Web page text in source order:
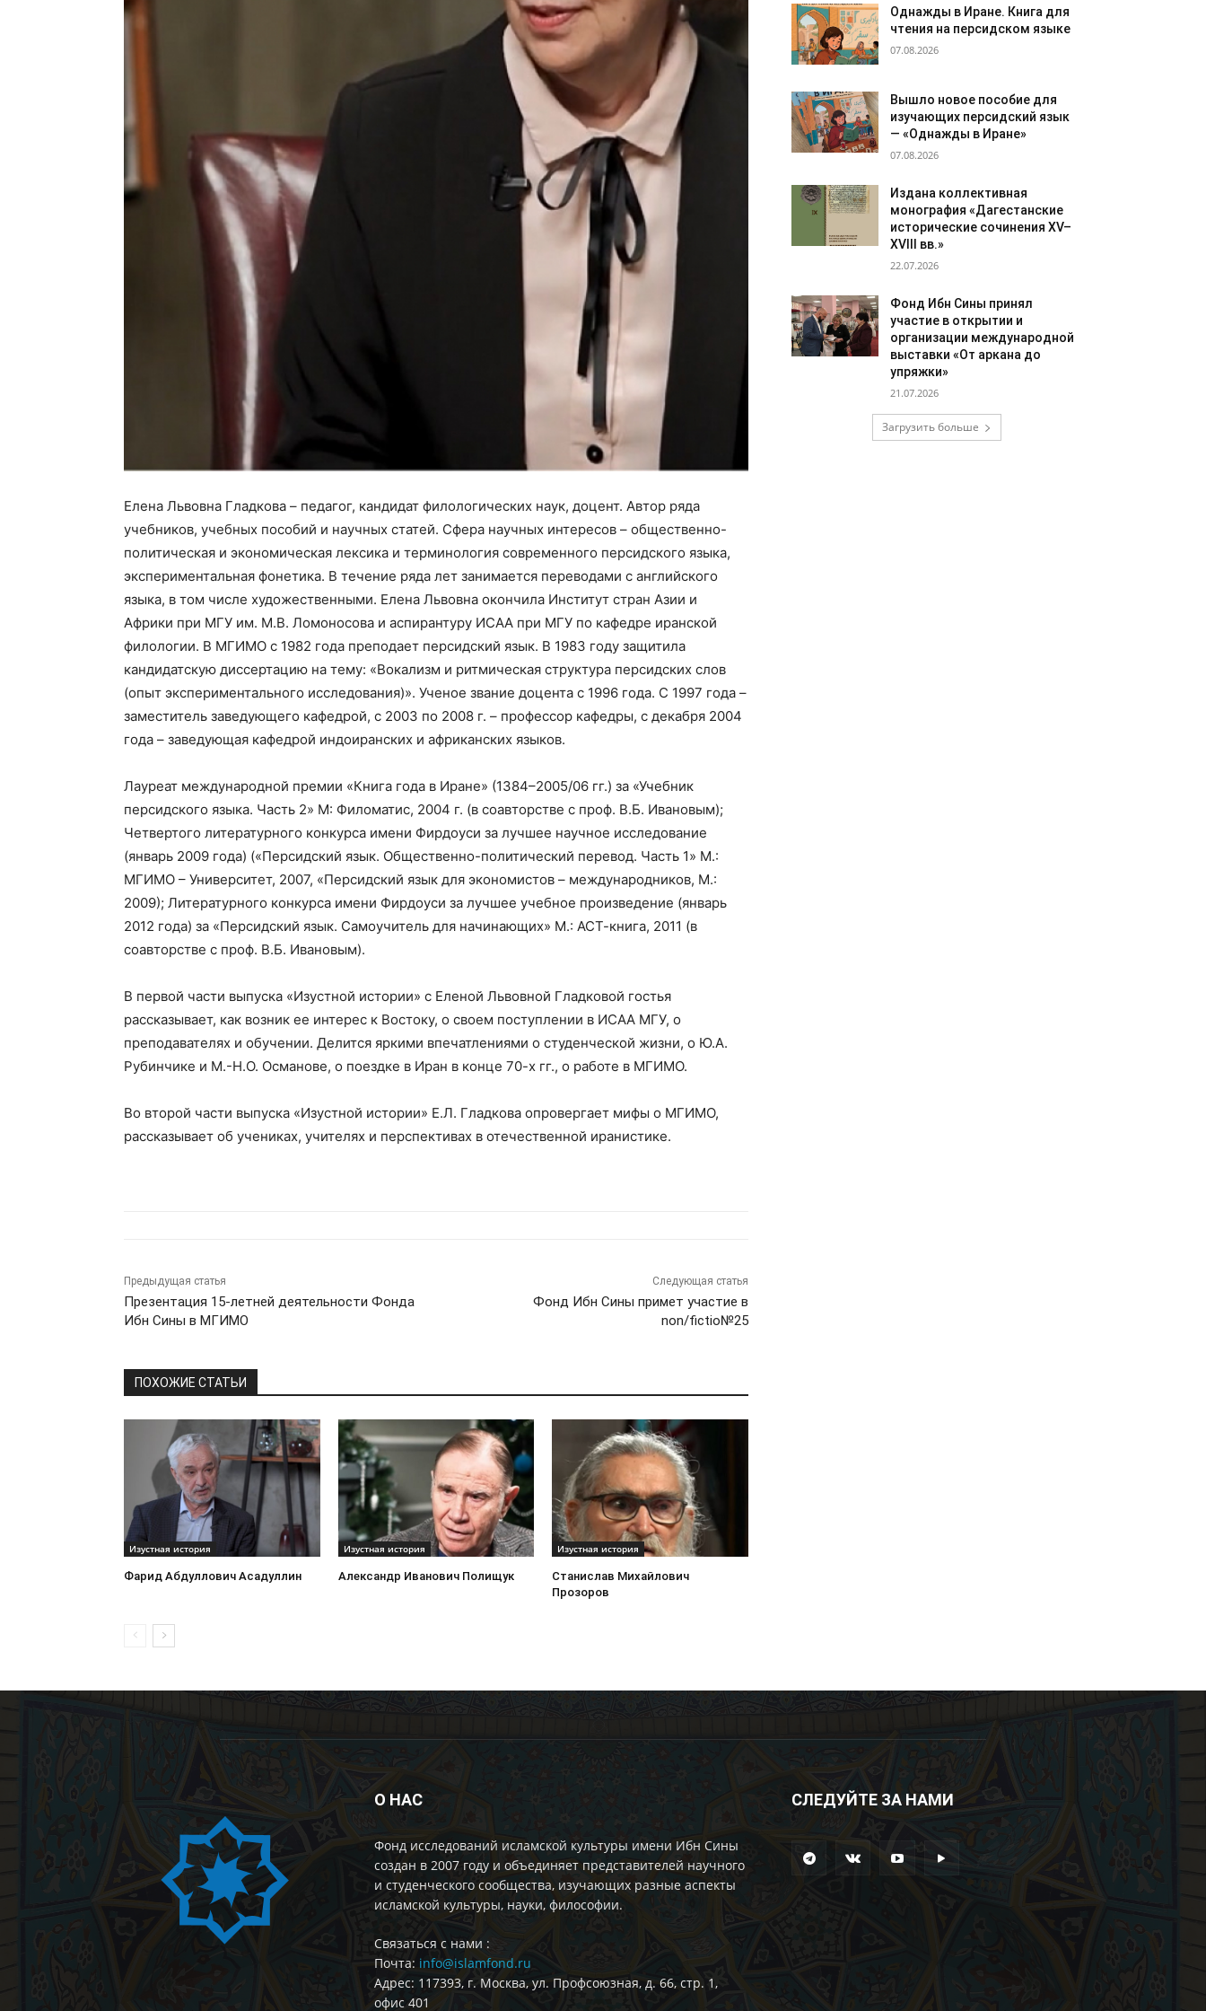
Елена Львовна Гладкова – педагог, кандидат филологических наук, доцент. Автор ряда
учебников, учебных пособий и научных статей. Сфера научных интересов – общественно-
политическая и экономическая лексика и терминология современного персидского языка,
экспериментальная фонетика. В течение ряда лет занимается переводами с английского
языка, в том числе художественными. Елена Львовна окончила Институт стран Азии и
Африки при МГУ им. М.В. Ломоносова и аспирантуру ИСАА при МГУ по кафедре иранской
филологии. В МГИМО с 1982 года преподает персидский язык. В 1983 году защитила
кандидатскую диссертацию на тему: «Вокализм и ритмическая структура персидских слов
(опыт экспериментального исследования)». Ученое звание доцента с 1996 года. С 1997 года –
заместитель заведующего кафедрой, с 2003 по 2008 г. – профессор кафедры, с декабря 2004
года – заведующая кафедрой индоиранских и африканских языков.
Лауреат международной премии «Книга года в Иране» (1384–2005/06 гг.) за «Учебник
персидского языка. Часть 2» М: Филоматис, 2004 г. (в соавторстве с проф. В.Б. Ивановым);
Четвертого литературного конкурса имени Фирдоуси за лучшее научное исследование
(январь 2009 года) («Персидский язык. Общественно-политический перевод. Часть 1» М.:
МГИМО – Университет, 2007, «Персидский язык для экономистов – международников, М.:
2009); Литературного конкурса имени Фирдоуси за лучшее учебное произведение (январь
2012 года) за «Персидский язык. Самоучитель для начинающих» М.: АСТ-книга, 2011 (в
соавторстве с проф. В.Б. Ивановым).
В первой части выпуска «Изустной истории» с Еленой Львовной Гладковой гостья
рассказывает, как возник ее интерес к Востоку, о своем поступлении в ИСАА МГУ, о
преподавателях и обучении. Делится яркими впечатлениями о студенческой жизни, о Ю.А.
Рубинчике и М.-Н.О. Османове, о поездке в Иран в конце 70-х гг., о работе в МГИМО.
Во второй части выпуска «Изустной истории» Е.Л. Гладкова опровергает мифы о МГИМО,
рассказывает об учениках, учителях и перспективах в отечественной иранистике.
Предыдущая статья
Презентация 15-летней деятельности Фонда
Ибн Сины в МГИМО
Следующая статья
Фонд Ибн Сины примет участие в
non/fictio№25
ПОХОЖИЕ СТАТЬИ
Изустная история
Фарид Абдуллович Асадуллин
Изустная история
Александр Иванович Полищук
Изустная история
Станислав Михайлович
Прозоров
Однажды в Иране. Книга для
чтения на персидском языке
07.08.2026
Вышло новое пособие для
изучающих персидский язык
— «Однажды в Иране»
07.08.2026
Издана коллективная
монография «Дагестанские
исторические сочинения XV–
XVIII вв.»
22.07.2026
Фонд Ибн Сины принял
участие в открытии и
организации международной
выставки «От аркана до
упряжки»
21.07.2026
Загрузить больше
О НАС
Фонд исследований исламской культуры имени Ибн Сины
создан в 2007 году и объединяет представителей научного
и студенческого сообщества, изучающих разные аспекты
исламской культуры, науки, философии.
Cвязаться с нами :
Почта: info@islamfond.ru
Адрес: 117393, г. Москва, ул. Профсоюзная, д. 66, стр. 1,
офис 401
СЛЕДУЙТЕ ЗА НАМИ